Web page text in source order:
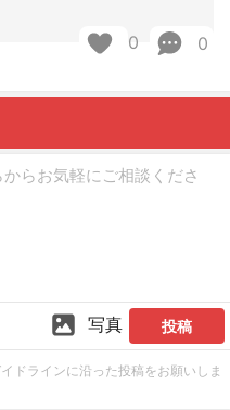
0 0
写真 投稿
ドラインに沿った投稿をお願いしま